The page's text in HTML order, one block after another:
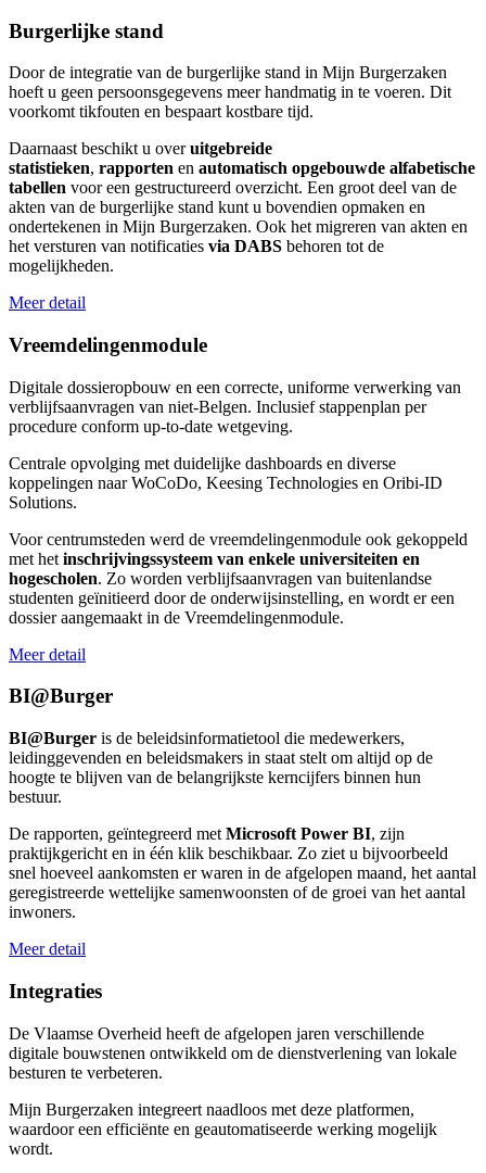
Burgerlijke stand
Door de integratie van de burgerlijke stand in Mijn Burgerzaken
hoeft u geen persoonsgegevens meer handmatig in te voeren. Dit
voorkomt tikfouten en bespaart kostbare tijd.
Daarnaast beschikt u overuitgebreide
statistieken, rapporten en automatisch opgebouwde alfabetische
tabellen voor een gestructureerd overzicht. Een groot deel van de
akten van de burgerlijke stand kunt u bovendien opmaken en
ondertekenen in Mijn Burgerzaken. Ook het migreren van akten en
het versturen van notificaties via DABS behoren tot de
mogelijkheden.
Meer detail
Vreemdelingenmodule
Digitale dossieropbouw en een correcte, uniforme verwerking van
verblijfsaanvragen van niet-Belgen. Inclusief stappenplan per
procedure conform up-to-date wetgeving.
Centrale opvolging met duidelijke dashboards en diverse
koppelingen naar WoCoDo, Keesing Technologies en Oribi-ID
Solutions.
Voor centrumsteden werd de vreemdelingenmodule ook gekoppeld
met het inschrijvingssysteem van enkele universiteiten en
hogescholen. Zo worden verblijfsaanvragen van buitenlandse
studenten geïnitieerd door de onderwijsinstelling, en wordt er een
dossier aangemaakt in de Vreemdelingenmodule.
Meer detail
BI@Burger
BI@Burger is de beleidsinformatietool die medewerkers,
leidinggevenden en beleidsmakers in staat stelt om altijd op de
hoogte te blijven van de belangrijkste kerncijfers binnen hun
bestuur.
De rapporten, geïntegreerd met Microsoft Power BI, zijn
praktijkgericht en in één klik beschikbaar. Zo ziet u bijvoorbeeld
snel hoeveel aankomsten er waren in de afgelopen maand, het aantal
geregistreerde wettelijke samenwoonsten of de groei van het aantal
inwoners.
Meer detail
Integraties
De Vlaamse Overheid heeft de afgelopen jaren verschillende
digitale bouwstenen ontwikkeld om de dienstverlening van lokale
besturen te verbeteren.
Mijn Burgerzaken integreert naadloos met deze platformen,
waardoor een efficiënte en geautomatiseerde werking mogelijk
wordt.